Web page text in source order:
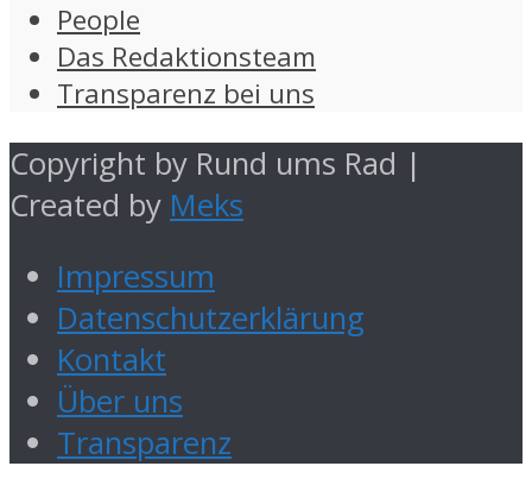
People
Das Redaktionsteam
Transparenz bei uns
Copyright by Rund ums Rad |
Created by Meks
Impressum
Datenschutzerklärung
Kontakt
Über uns
Transparenz